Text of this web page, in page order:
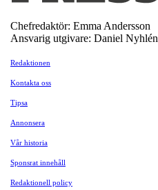
Chefredaktör: Emma Andersson
Ansvarig utgivare: Daniel Nyhlén
Redaktionen
Kontakta oss
Tipsa
Annonsera
Vår historia
Sponsrat innehåll
Redaktionell policy